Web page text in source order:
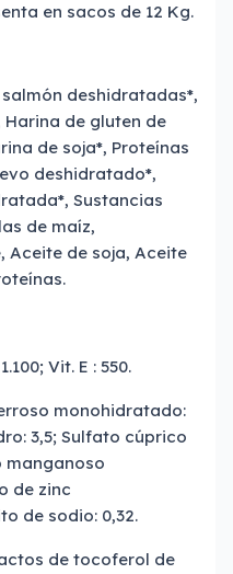
en sacos de 12 Kg.
salmón deshidratadas*,
Harina de gluten de
de soja*, Proteínas
deshidratado*,
Sustancias
de maíz,
de soja, Aceite
Vit. E : 550.
monohidratado:
3,5; Sulfato cúprico
manganoso
de zinc
de sodio: 0,32.
de tocoferol de